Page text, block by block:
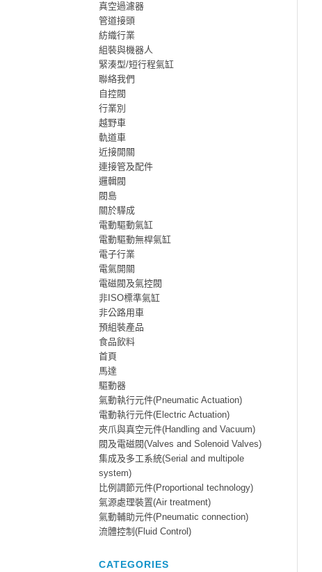
真空過濾器
管道接頭
紡織行業
組裝與機器人
緊湊型/短行程氣缸
聯絡我們
自控閥
行業別
越野車
軌道車
近接開關
連接管及配件
邏輯閥
閥島
關於驊成
電動驅動氣缸
電動驅動無桿氣缸
電子行業
電氣開關
電磁閥及氣控閥
非ISO標準氣缸
非公路用車
預組裝產品
食品飲料
首頁
馬達
驅動器
氣動執行元件(Pneumatic Actuation)
電動執行元件(Electric Actuation)
夾爪與真空元件(Handling and Vacuum)
閥及電磁閥(Valves and Solenoid Valves)
集成及多工系統(Serial and multipole
system)
比例調節元件(Proportional technology)
氣源處理裝置(Air treatment)
氣動輔助元件(Pneumatic connection)
流體控制(Fluid Control)
CATEGORIES